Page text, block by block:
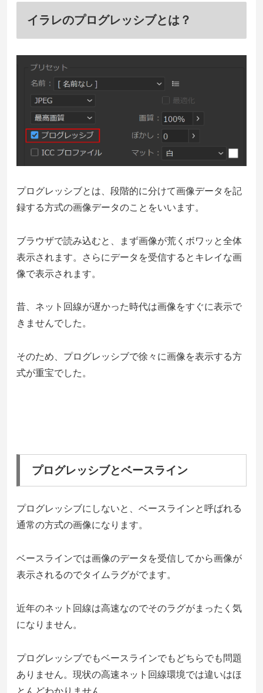
イラレのプログレッシブとは？
プログレッシブとは、段階的に分けて画像データを記
録する方式の画像データのことをいいます。
ブラウザで読み込むと、まず画像が荒くボワッと全体
表示されます。さらにデータを受信するとキレイな画
像で表示されます。
昔、ネット回線が遅かった時代は画像をすぐに表示で
きませんでした。
そのため、プログレッシブで徐々に画像を表示する方
式が重宝でした。
プログレッシブとベースライン
プログレッシブにしないと、ベースラインと呼ばれる
通常の方式の画像になります。
ベースラインでは画像のデータを受信してから画像が
表示されるのでタイムラグがでます。
近年のネット回線は高速なのでそのラグがまったく気
になりません。
プログレッシブでもベースラインでもどちらでも問題
ありません。現状の高速ネット回線環境では違いはほ
とんどわかりません。